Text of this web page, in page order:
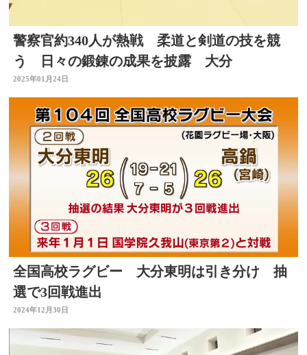
警察官約340人が熱戦 柔道と剣道の技を競
う 日々の鍛錬の成果を披露 大分
2025年01月24日
全国高校ラグビー 大分東明は引き分け 抽
選で3回戦進出
2024年12月30日